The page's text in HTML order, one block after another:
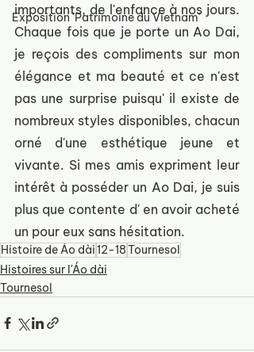
Exposition 'Patrimoine du Vietnam'
importants, de l'enfance à nos jours.
Chaque fois que je porte un Ao Dai,
je reçois des compliments sur mon
élégance et ma beauté et ce n'est
pas une surprise puisqu' il existe de
nombreux styles disponibles, chacun
orné d'une esthétique jeune et
vivante. Si mes amis expriment leur
intérêt à posséder un Ao Dai, je suis
plus que contente d' en avoir acheté
un pour eux sans hésitation.
Histoire de Áo dài12-18Tournesol
Histoires sur l'Áo dài
Tournesol